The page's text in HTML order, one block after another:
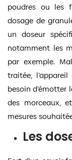
poudres ou les
dosage de
un doseur
notamment les
par exemple.
traitée, l’appareil
besoin d’émotter
des morceaux,
mesures
Les